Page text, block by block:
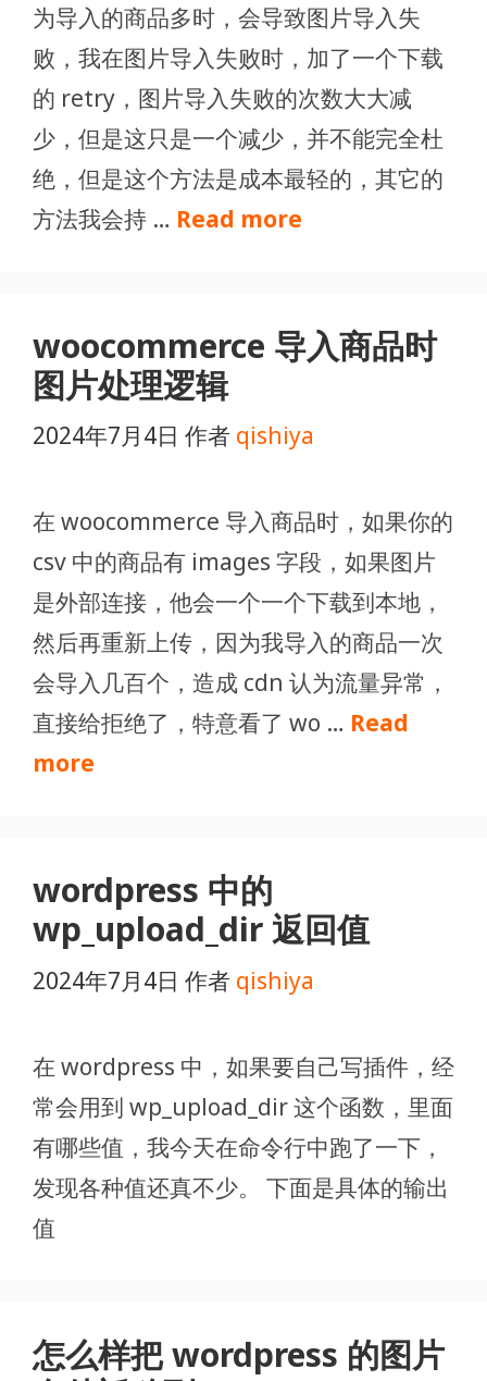
为导入的商品多时，会导致图片导入失
败，我在图片导入失败时，加了一个下载
的 retry，图片导入失败的次数大大减
少，但是这只是一个减少，并不能完全杜
绝，但是这个方法是成本最轻的，其它的
方法我会持 … Read more
woocommerce 导入商品时
图片处理逻辑
2024年7月4日 作者 qishiya
在 woocommerce 导入商品时，如果你的
csv 中的商品有 images 字段，如果图片
是外部连接，他会一个一个下载到本地，
然后再重新上传，因为我导入的商品一次
会导入几百个，造成 cdn 认为流量异常，
直接给拒绝了，特意看了 wo … Read
more
wordpress 中的
wp_upload_dir 返回值
2024年7月4日 作者 qishiya
在 wordpress 中，如果要自己写插件，经
常会用到 wp_upload_dir 这个函数，里面
有哪些值，我今天在命令行中跑了一下，
发现各种值还真不少。 下面是具体的输出
值
怎么样把 wordpress 的图片